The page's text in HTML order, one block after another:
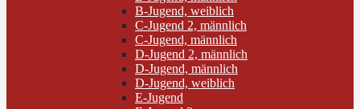
B-Jugend, weiblich
C-Jugend 2, männlich
C-Jugend, männlich
D-Jugend 2, männlich
D-Jugend, männlich
D-Jugend, weiblich
E-Jugend